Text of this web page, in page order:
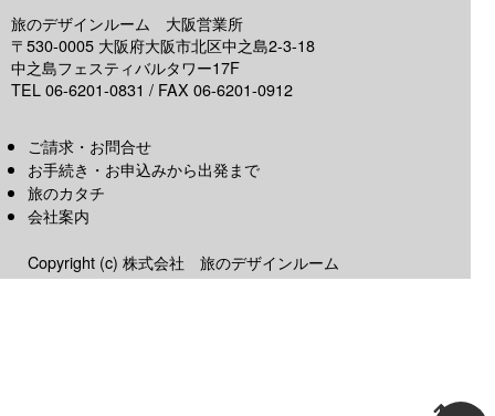
旅のデザインルーム 大阪営業所
〒530-0005 大阪府大阪市北区中之島2-3-18
中之島フェスティバルタワー17F
TEL 06-6201-0831 / FAX 06-6201-0912
ご請求・お問合せ
お手続き・お申込みから出発まで
旅のカタチ
会社案内
Copyright (c) 株式会社 旅のデザインルーム